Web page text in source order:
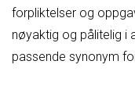
forpliktelser og
nøyaktig og pålitelig i
passende synonym